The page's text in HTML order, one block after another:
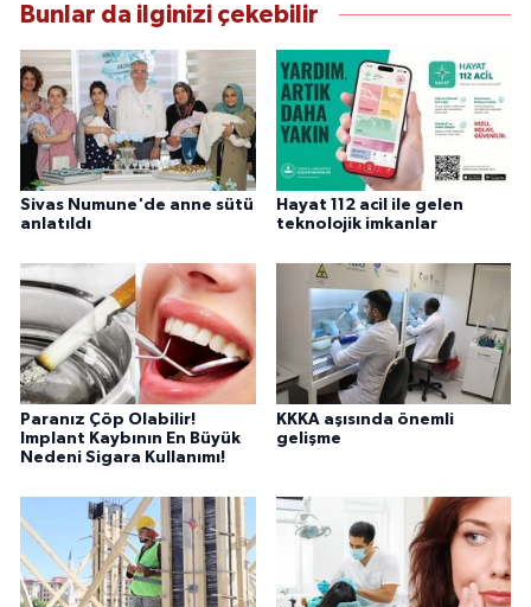
Bunlar da ilginizi çekebilir
Sivas Numune'de anne sütü
anlatıldı
Hayat 112 acil ile gelen
teknolojik imkanlar
Paranız Çöp Olabilir!
Implant Kaybının En Büyük
Nedeni Sigara Kullanımı!
KKKA aşısında önemli
gelişme